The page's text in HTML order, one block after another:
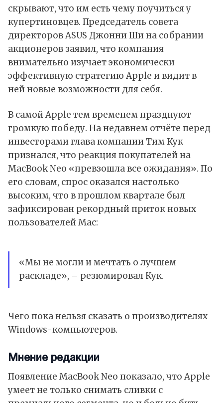
скрывают, что им есть чему поучиться у
купертиновцев. Председатель совета
директоров ASUS Джонни Ши на собрании
акционеров заявил, что компания
внимательно изучает экономически
эффективную стратегию Apple и видит в
ней новые возможности для себя.
В самой Apple тем временем празднуют
громкую победу. На недавнем отчёте перед
инвесторами глава компании Тим Кук
признался, что реакция покупателей на
MacBook Neo «превзошла все ожидания». По
его словам, спрос оказался настолько
высоким, что в прошлом квартале был
зафиксирован рекордный приток новых
пользователей Mac:
«Мы не могли и мечтать о лучшем
раскладе», – резюмировал Кук.
Чего пока нельзя сказать о производителях
Windows-компьютеров.
Мнение редакции
Появление MacBook Neo показало, что Apple
умеет не только снимать сливки с